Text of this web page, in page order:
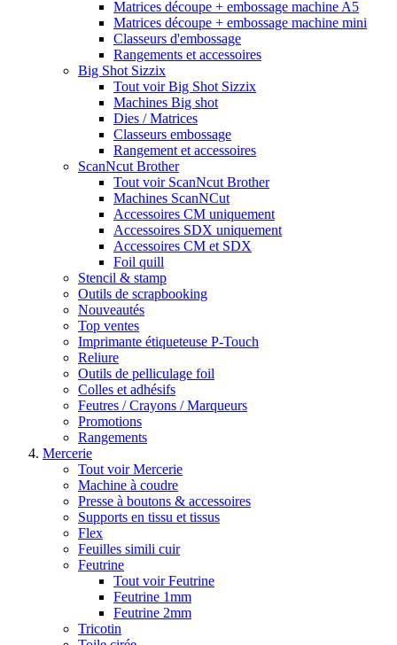
Matrices découpe + embossage machine A5
Matrices découpe + embossage machine mini
Classeurs d'embossage
Rangements et accessoires
Big Shot Sizzix
Tout voir Big Shot Sizzix
Machines Big shot
Dies / Matrices
Classeurs embossage
Rangement et accessoires
ScanNcut Brother
Tout voir ScanNcut Brother
Machines ScanNCut
Accessoires CM uniquement
Accessoires SDX uniquement
Accessoires CM et SDX
Foil quill
Stencil & stamp
Outils de scrapbooking
Nouveautés
Top ventes
Imprimante étiqueteuse P-Touch
Reliure
Outils de pelliculage foil
Colles et adhésifs
Feutres / Crayons / Marqueurs
Promotions
Rangements
Mercerie
Tout voir Mercerie
Machine à coudre
Presse à boutons & accessoires
Supports en tissu et tissus
Flex
Feuilles simili cuir
Feutrine
Tout voir Feutrine
Feutrine 1mm
Feutrine 2mm
Tricotin